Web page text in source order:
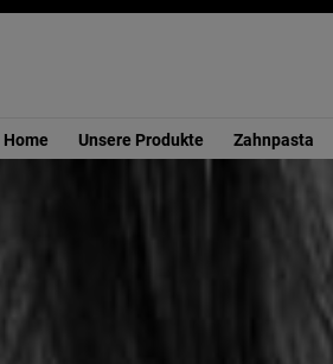
Home Unsere Produkte Zahnpasta